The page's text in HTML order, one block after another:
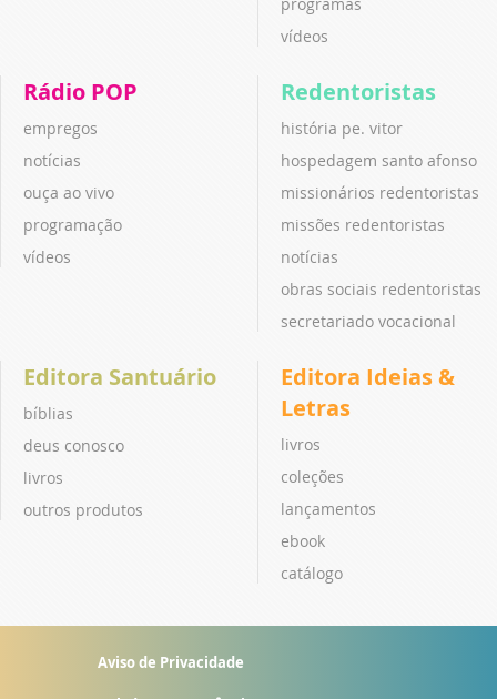
vídeos
Rádio POP
empregos
notícias
ouça ao vivo
programação
vídeos
Redentoristas
história pe. vitor
hospedagem santo afonso
missionários redentoristas
missões redentoristas
notícias
obras sociais redentoristas
secretariado vocacional
Editora Santuário
bíblias
deus conosco
livros
outros produtos
Editora Ideias &
Letras
livros
coleções
lançamentos
ebook
catálogo
Aviso de Privacidade